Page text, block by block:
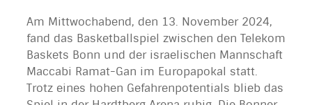
Am Mittwochabend, den 13. November 2024,
fand das Basketballspiel zwischen den Telekom
Baskets Bonn und der israelischen Mannschaft
Maccabi Ramat-Gan im Europapokal statt.
Trotz eines hohen Gefahrenpotentials blieb das